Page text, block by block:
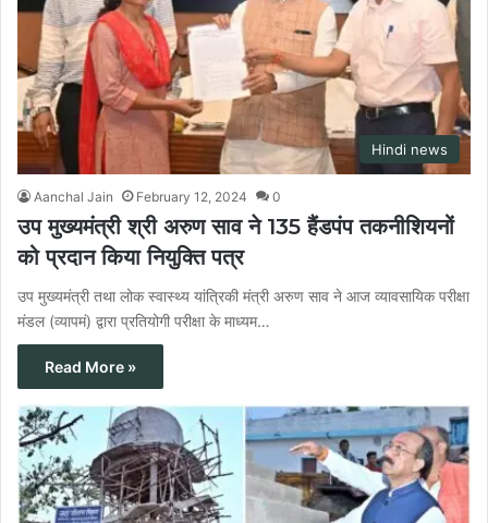
Hindi news
Aanchal Jain February 12, 2024 0
उप मुख्यमंत्री श्री अरुण साव ने 135 हैंडपंप तकनीशियनों
को प्रदान किया नियुक्ति पत्र
उप मुख्यमंत्री तथा लोक स्वास्थ्य यांत्रिकी मंत्री अरुण साव ने आज व्यावसायिक परीक्षा
मंडल (व्यापमं) द्वारा प्रतियोगी परीक्षा के माध्यम…
Read More »